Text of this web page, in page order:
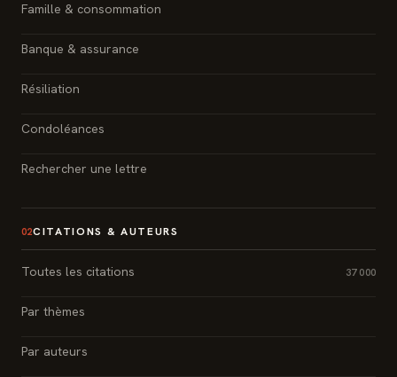
Famille & consommation
Banque & assurance
Résiliation
Condoléances
Rechercher une lettre
02CITATIONS & AUTEURS
Toutes les citations 37 000
Par thèmes
Par auteurs